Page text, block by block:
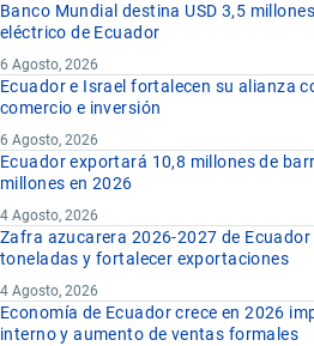
Banco Mundial destina USD 3,5
eléctrico de Ecuador
6 Agosto, 2026
Ecuador e Israel fortalecen su alianza
comercio e inversión
6 Agosto, 2026
Ecuador exportará 10,8 millones de
millones en 2026
4 Agosto, 2026
Zafra azucarera 2026-2027 de
toneladas y fortalecer exportaciones
4 Agosto, 2026
Economía de Ecuador crece en 2026
interno y aumento de ventas formales